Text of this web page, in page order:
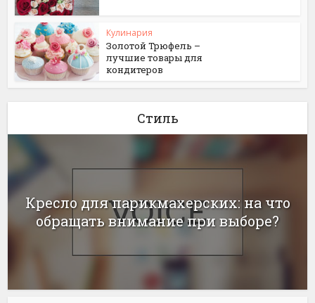
Кулинария
Золотой Трюфель –
лучшие товары для
кондитеров
Стиль
Кресло для парикмахерских: на что
обращать внимание при выборе?